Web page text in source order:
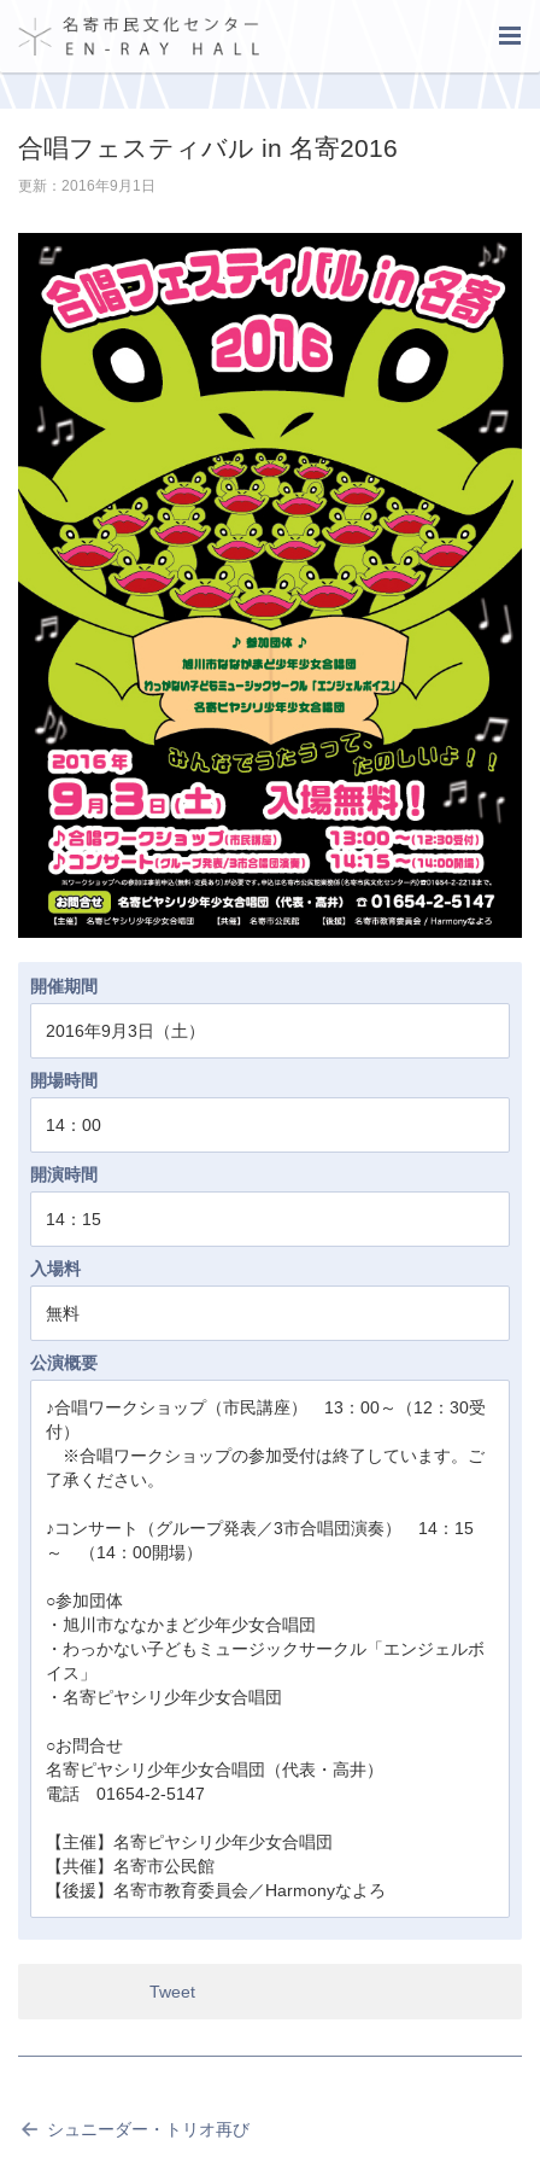
合唱フェスティバル in 名寄2016
更新：2016年9月1日
開催期間
2016年9月3日（土）
開場時間
14：00
開演時間
14：15
入場料
無料
公演概要
♪合唱ワークショップ（市民講座） 13：00～（12：30受
付）
※合唱ワークショップの参加受付は終了しています。ご
了承ください。
♪コンサート（グループ発表／3市合唱団演奏） 14：15
～ （14：00開場）
○参加団体
・旭川市ななかまど少年少女合唱団
・わっかない子どもミュージックサークル「エンジェルボ
イス」
・名寄ピヤシリ少年少女合唱団
○お問合せ
名寄ピヤシリ少年少女合唱団（代表・高井）
電話 01654-2-5147
【主催】名寄ピヤシリ少年少女合唱団
【共催】名寄市公民館
【後援】名寄市教育委員会／Harmonyなよろ
Tweet
シュニーダー・トリオ再び